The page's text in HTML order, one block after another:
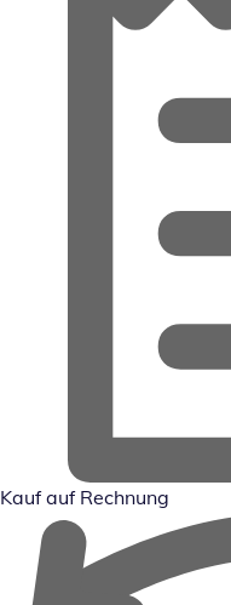
Kauf auf Rechnung